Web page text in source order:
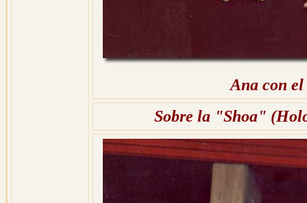
Ana con
Sobre la "Shoa"